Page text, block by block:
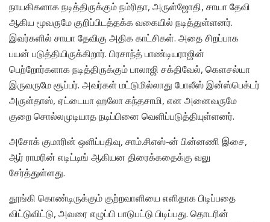
நாயகிகளாக நடித்திருக்கும் நம்ரிதா, அருள்ஜோதி, சாயா தேவி
ஆகிய மூவருமே குறிப்பிடத்தக்க வகையில் நடித்துள்ளனர்.
இவர்களில் சாயா தேவிகு அதிக காட்சிகள். அதை சிறப்பாக
பயன் படுத்தியிருக்கிறார். பிரசாந்த் பாண்டியராஜின்
பெற்றோர்களாக நடித்திருக்கும் பாலாஜி சக்திவேல், கெளசல்யா
இருவருமே சூப்பர். அவர்கள் மட்டுமில்லாது போலீஸ் இன்ஸ்பெக்டர்
அருள்தாஸ், ஏட்டையா ஹலோ கந்தசாமி, என அனைவருமே
குறை சொல்லமுடியாத நடிப்பினை வெளிப்படுத்தியுள்ளனர்.
அசோக் குமாரின் ஒளிப்பதிவு, சாம்.சிஎஸ்-ன் பின்னணி இசை,
ஆர் ராமரின் எடிட்டிங் ஆகியன திரைக்கதைக்கு வலு
சேர்த்துள்ளது.
தூங்கி கொண்டிருக்கும் குற்றவாளியை எளிதாக பிடிப்பதை
விட்டுவிட்டு, அவரை எழுப்பி பாடுபட்டு பிடிப்பது. தொடரின்